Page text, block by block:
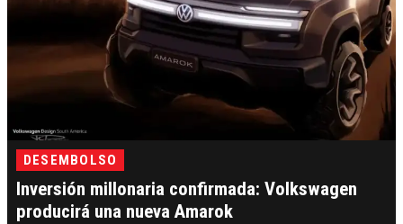
DESEMBOLSO
Inversión millonaria confirmada: Volkswagen
producirá una nueva Amarok